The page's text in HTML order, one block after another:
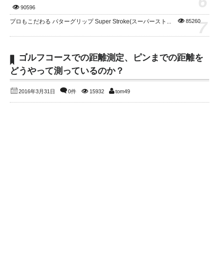
90596
プロもこだわる パターグリップ Super Stroke(スーパースト... 85260
7
ゴルフコースでの距離測定、ピンまでの距離を
どうやって測っているのか？
2016年3月31日 0件 15932 tom49